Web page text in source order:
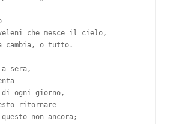
che mesce il cielo,
cambia, o tutto.
sera,
di ogni giorno,
ritornare
non ancora;